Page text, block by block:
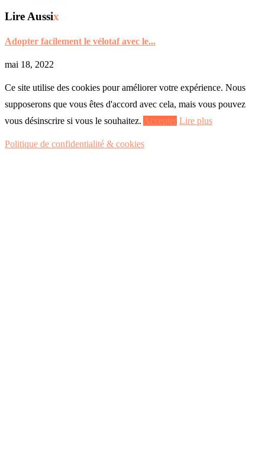
Lire Aussix
Adopter facilement le vélotaf avec le...
mai 18, 2022
Ce site utilise des cookies pour améliorer votre expérience. Nous
supposerons que vous êtes d'accord avec cela, mais vous pouvez
vous désinscrire si vous le souhaitez. Accepter Lire plus
Politique de confidentialité & cookies